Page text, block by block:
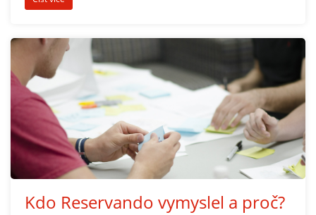
Kdo Reservando vymyslel a proč?